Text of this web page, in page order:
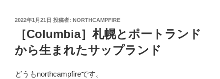
投
2022年1月21日 投稿者: NORTHCAMPFIRE
［Columbia］札幌とポートランド
から生まれたサップランド
どうもnorthcampfireです。